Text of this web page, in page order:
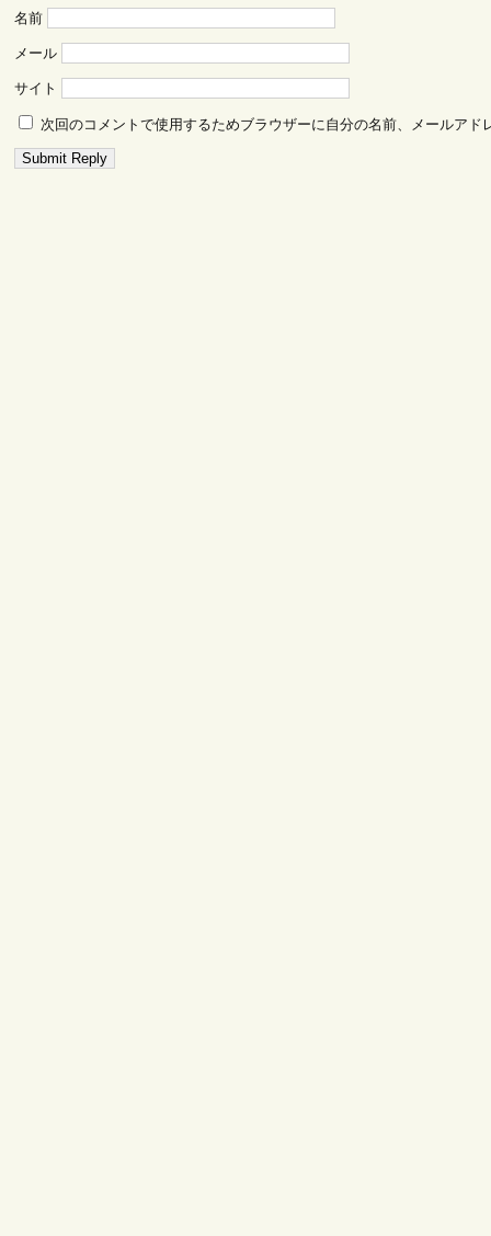
名前
メール
サイト
次回のコメントで使用するためブラウザーに自分の名前、メールアド